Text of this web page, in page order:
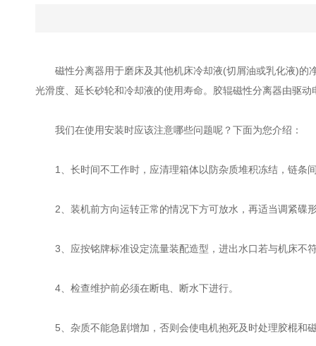
磁性分离器用于磨床及其他机床冷却液(切屑油或乳化液)的
光滑度、延长砂轮和冷却液的使用寿命。胶辊磁性分离器由驱
我们在使用安装时应该注意哪些问题呢？下面为您介绍：
1、长时间不工作时，应清理箱体以防杂质堆积冻结，链条
2、装机前方向运转正常的情况下方可放水，再适当调紧碟
3、应按铭牌标准设定流量装配造型，进出水口若与机床不
4、检查维护前必须在断电、断水下进行。
5、杂质不能急剧增加，否则会使电机抱死及时处理胶棍和